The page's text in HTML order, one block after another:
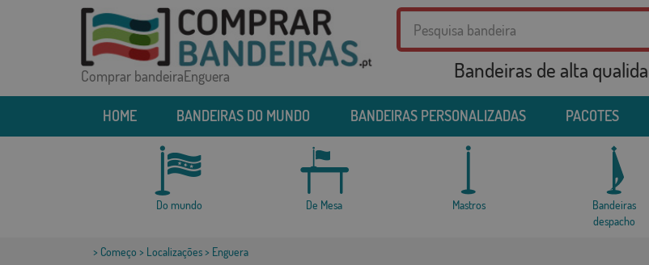
Comprar bandeiraEnguera Bandeiras de alta
HOME BANDEIRAS DO MUNDO BANDEIRAS PERSONALIZADAS PACOTES
Do mundo De Mesa Mastros
Bandeiras
despacho
> Começo > Localizações> Enguera